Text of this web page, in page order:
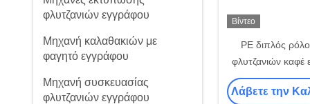
φλυτζανιών εγγράφου
Μηχανή καλαθακιών με
φαγητό εγγράφου
Μηχανή συσκευασίας
φλυτζανιών εγγράφου
Βίντεο
PE διπλός
φλυτζανιών καφέ
καυτός και κρύος
Λάβετε την